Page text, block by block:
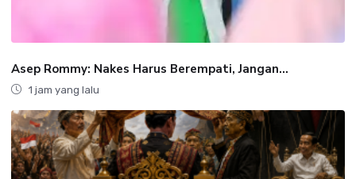
Asep Rommy: Nakes Harus Berempati, Jangan...
1 jam yang lalu